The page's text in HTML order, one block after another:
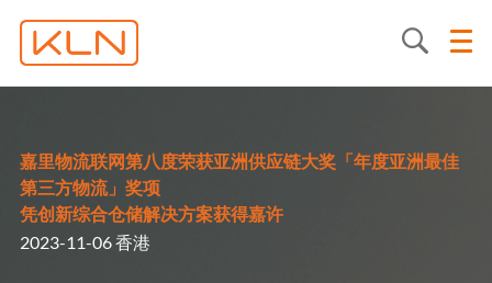
嘉里物流联网第八度荣获亚洲供应链大奖「年度亚洲最佳
第三方物流」奖项
凭创新综合仓储解决方案获得嘉许
2023-11-06 香港